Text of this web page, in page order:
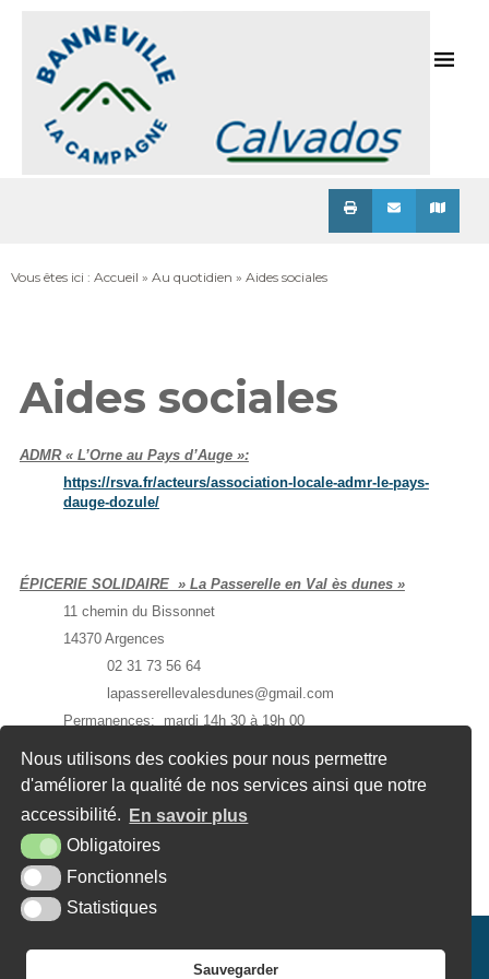
Nous utilisons des cookies pour nous permettre
d'améliorer la qualité de nos services ainsi que notre
accessibilité.
En savoir plus
Obligatoires
Fonctionnels
Statistiques
Sauvegarder
Vous êtes ici : Accueil » Au quotidien » Aides sociales
Aides sociales
ADMR « L’Orne au Pays d’Auge »:
https://rsva.fr/acteurs/association-locale-admr-le-pays-
dauge-dozule/
ÉPICERIE SOLIDAIRE » La Passerelle en Val ès dunes »
11 chemin du Bissonnet
14370 Argences
02 31 73 56 64
lapasserellevalesdunes@gmail.com
Permanences: mardi 14h 30 à 19h 00
vendredi 11h 00 à 12h 00 et 14h 30 à 16h 30
L’objectif est de fournir une aide alimentaire et de produits de
première nécessité aux personnes ou famille en difficulté contre
une participation financière réduite après étude de la situation
Mairie de Banneville-la-Campagne